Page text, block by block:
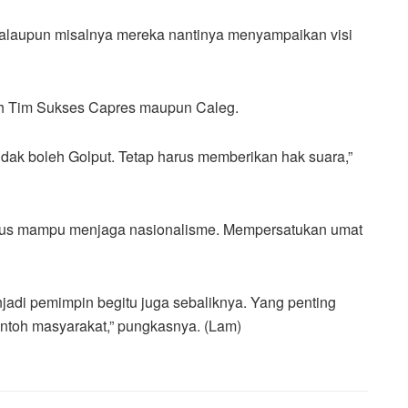
misalnya mereka nantinya menyampaikan visi
Sukses Capres maupun Caleg.
boleh Golput. Tetap harus memberikan hak suara,”
mampu menjaga nasionalisme. Mempersatukan umat
pemimpin begitu juga sebaliknya. Yang penting
masyarakat,” pungkasnya. (Lam)